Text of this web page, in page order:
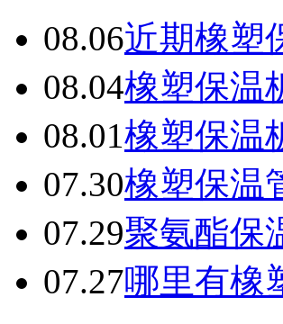
08.06近期橡塑
08.04橡塑保温
08.01橡塑保温
07.30橡塑保温
07.29聚氨酯保
07.27哪里有橡